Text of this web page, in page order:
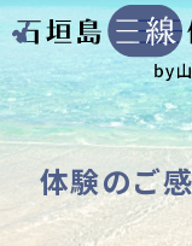
体験のご